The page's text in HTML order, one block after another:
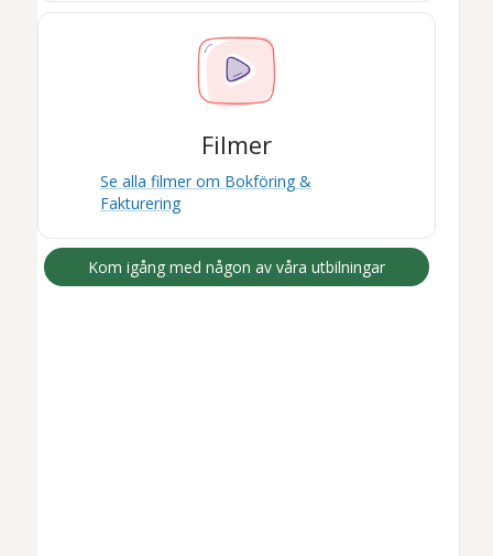
Filmer
Se alla filmer om Bokföring &
Fakturering
Kom igång med någon av våra utbilningar